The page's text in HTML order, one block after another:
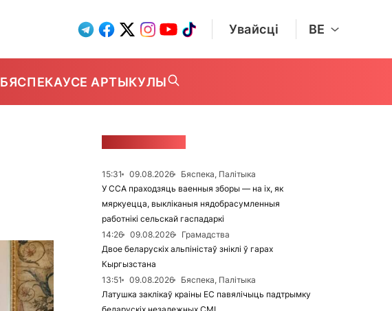
Увайсці BE
БЯСПЕКАУСЕ АРТЫКУЛЫ
15:31 09.08.2026
Бяспека, Палітыка
У ССА праходзяць ваенныя зборы — на іх, як
мяркуецца, выкліканыя нядобрасумленныя
работнікі сельскай гаспадаркі
14:26
09.08.2026
Грамадства
Двое беларускіх альпіністаў зніклі ў гарах
Кыргызстана
13:51
09.08.2026
Бяспека, Палітыка
Латушка заклікаў краіны ЕС павялічыць падтрымку